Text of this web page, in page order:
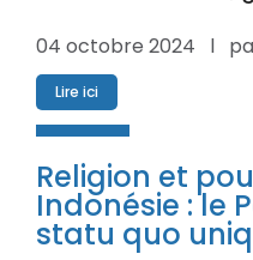
04 octobre 2024 l
Lire ici
Religion et
Indonésie : le
statu quo